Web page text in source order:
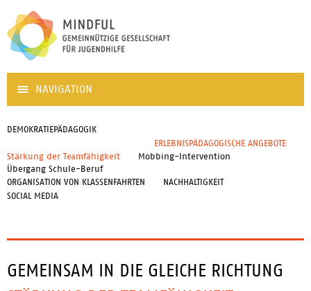
NAVIGATION
DEMOKRATIEPÄDAGOGIK
ERLEBNISPÄDAGOGISCHE ANGEBOTE
Stärkung der Teamfähigkeit
Mobbing-Intervention
Übergang Schule-Beruf
ORGANISATION VON KLASSENFAHRTEN
NACHHALTIGKEIT
SOCIAL MEDIA
GEMEINSAM IN DIE GLEICHE RICHTUNG